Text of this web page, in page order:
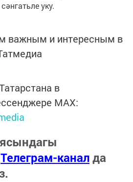
уку.
важным и интересным в
в
MАХ:
Телеграм-каналда